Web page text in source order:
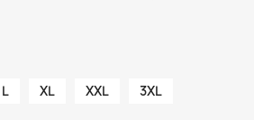
L XL XXL 3XL